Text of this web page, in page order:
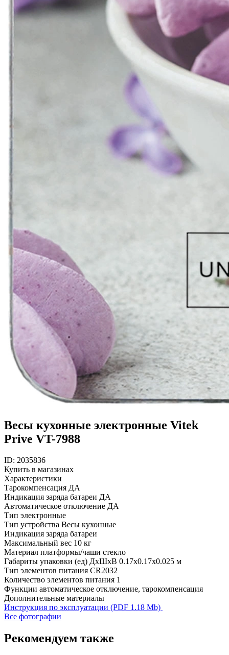
Весы кухонные электронные Vitek
Prive VT-7988
ID: 2035836
Купить в магазинах
Характеристики
Тарокомпенсация ДА
Индикация заряда батареи ДА
Автоматическое отключение ДА
Тип электронные
Тип устройства Весы кухонные
Индикация заряда батареи
Максимальный вес 10 кг
Материал платформы/чаши стекло
Габариты упаковки (ед) ДхШхВ 0.17x0.17x0.025 м
Тип элементов питания CR2032
Количество элементов питания 1
Функции автоматическое отключение, тарокомпенсация
Дополнительные материалы
Инструкция по эксплуатации (PDF 1.18 Mb)
Все фотографии
Рекомендуем также